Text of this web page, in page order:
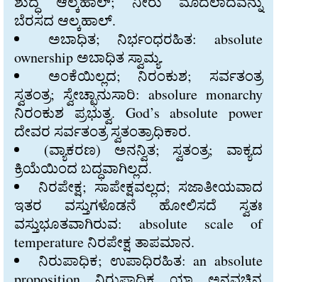
ಬೆರಸದ ಆಲ್ಕಹಾಲ್‍.
ಅಬಾಧಿತ; ನಿರ್ಭಂಧರಹಿತ: absolute
ownership ಅಬಾಧಿತ ಸ್ವಾಮ್ಯ.
ಅಂಕೆಯಿಲ್ಲದ; ನಿರಂಕುಶ; ಸರ್ವತಂತ್ರ
ಸ್ವತಂತ್ರ; ಸ್ವೇಚ್ಛಾನುಸಾರಿ: absolure monarchy
ನಿರಂಕುಶ ಪ್ರಭುತ್ವ. God’s absolute power
ದೇವರ ಸರ್ವತಂತ್ರ ಸ್ವತಂತ್ರಾಧಿಕಾರ.
(ವ್ಯಾಕರಣ) ಅನನ್ವಿತ; ಸ್ವತಂತ್ರ; ವಾಕ್ಯದ
ಕ್ರಿಯೆಯಿಂದ ಬದ್ಧವಾಗಿಲ್ಲದ.
ನಿರಪೇಕ್ಷ; ಸಾಪೇಕ್ಷವಲ್ಲದ; ಸಜಾತೀಯವಾದ
ಇತರ ವಸ್ತುಗಳೊಡನೆ ಹೋಲಿಸದೆ ಸ್ವತಃ
ವಸ್ತುಭೂತವಾಗಿರುವ: absolute scale of
temperature ನಿರಪೇಕ್ಷ ತಾಪಮಾನ.
ನಿರುಪಾಧಿಕ; ಉಪಾಧಿರಹಿತ: an absolute